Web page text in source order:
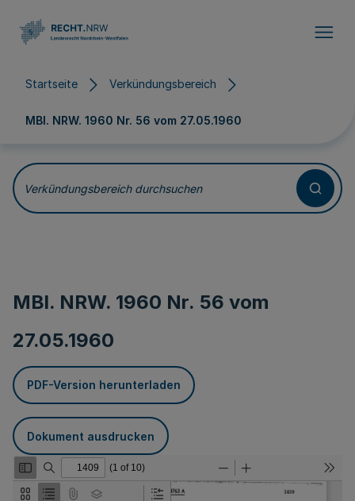
Startseite Verkündungsbereich
MBl. NRW. 1960 Nr. 56 vom 27.05.1960
Verkündungsbereich durchsuchen
MBl. NRW. 1960 Nr. 56 vom
27.05.1960
PDF-Version herunterladen
Dokument ausdrucken